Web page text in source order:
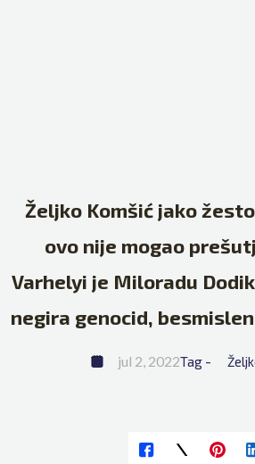
Željko Komšić jako
ovo nije mogao
Varhelyi je Miloradu
negira genocid,
jul 2, 2022Tag -